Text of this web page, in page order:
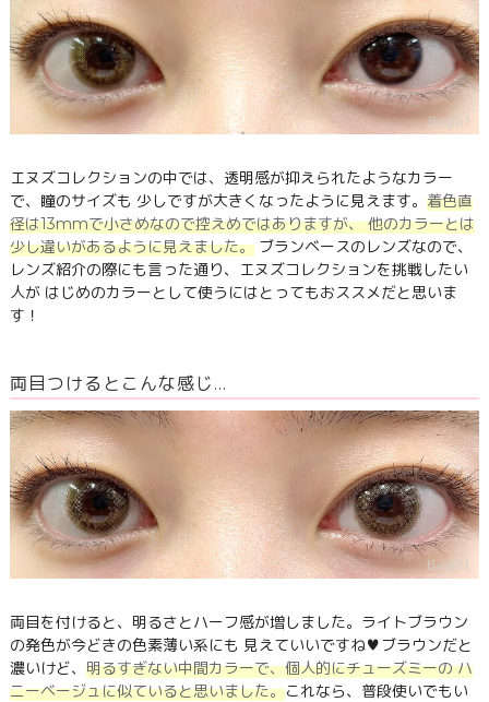
エヌズコレクションの中では、透明感が抑えられたようなカラー
で、瞳のサイズも 少しですが大きくなったように見えます。 着色直
径は13mmで小さめなので控えめではありますが、 他のカラーとは
少し違いがあるように見えました。ブランベースのレンズなので、
レンズ紹介の際にも言った通り、エヌズコレクションを挑戦したい
人が はじめのカラーとして使うにはとってもおススメだと思いま
す！
両目つけるとこんな感じ…
両目を付けると、明るさとハーフ感が増しました。ライトブラウン
の発色が今どきの色素薄い系にも 見えていいですね♥ブラウンだと
濃いけど、 明るすぎない中間カラーで、個人的にチューズミーの ハ
ニーベージュに似ていると思いました。これなら、普段使いでもい